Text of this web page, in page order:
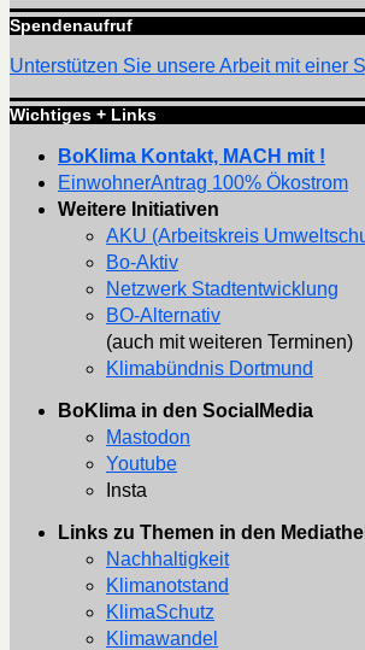
Spendenaufruf
Unterstützen Sie unsere Arbeit mit einer
Wichtiges + Links
BoKlima Kontakt, MACH mit !
EinwohnerAntrag 100% Ökostrom
Weitere Initiativen
AKU (Arbeitskreis
Bo-Aktiv
Netzwerk Stadtentwicklung
BO-Alternativ
(auch mit weiteren Terminen)
Klimabündnis Dortmund
BoKlima in den SocialMedia
Mastodon
Youtube
Insta
Links zu Themen in den
Nachhaltigkeit
Klimanotstand
KlimaSchutz
Klimawandel